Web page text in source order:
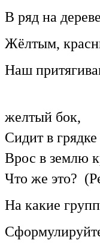
В ряд на
Жёлтым,
Наш
желтый бок,
Сидит в
Врос в землю
Что же это?
На какие